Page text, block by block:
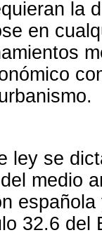
la
en
ley se
medio
32.6 del